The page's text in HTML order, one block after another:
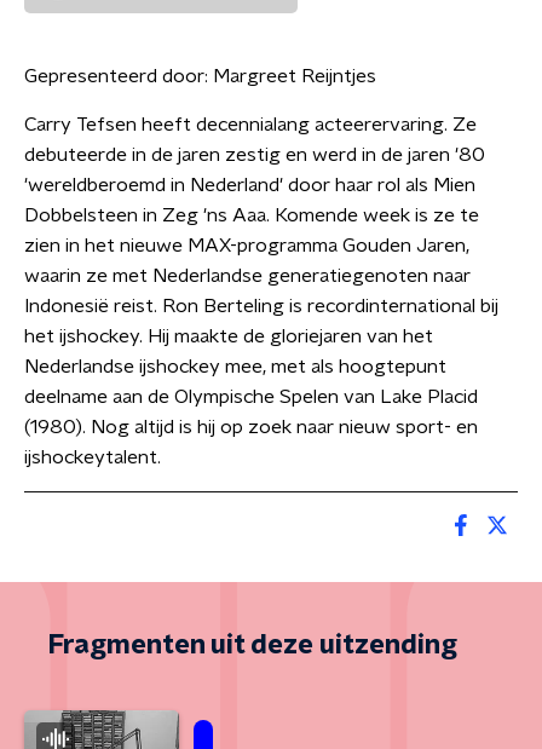
Gepresenteerd door: Margreet Reijntjes
Carry Tefsen heeft decennialang acteerervaring. Ze
debuteerde in de jaren zestig en werd in de jaren '80
'wereldberoemd in Nederland' door haar rol als Mien
Dobbelsteen in Zeg 'ns Aaa. Komende week is ze te
zien in het nieuwe MAX-programma Gouden Jaren,
waarin ze met Nederlandse generatiegenoten naar
Indonesië reist. Ron Berteling is recordinternational bij
het ijshockey. Hij maakte de gloriejaren van het
Nederlandse ijshockey mee, met als hoogtepunt
deelname aan de Olympische Spelen van Lake Placid
(1980). Nog altijd is hij op zoek naar nieuw sport- en
ijshockeytalent.
Fragmenten uit deze uitzending